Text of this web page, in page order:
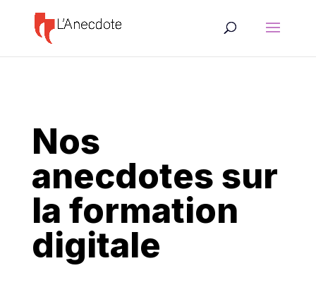
Nos
anecdotes sur
la formation
digitale